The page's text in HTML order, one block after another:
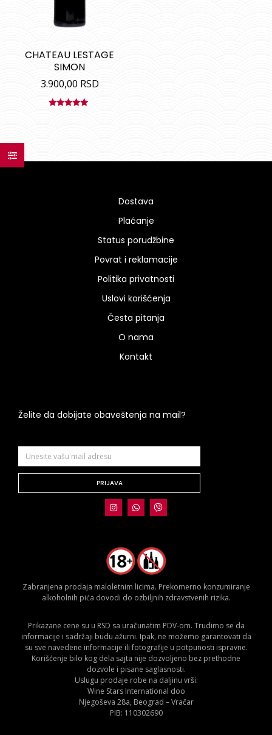
CHATEAU LESTAGE
SIMON
3.900,00 RSD
Dostava
Plaćanje
Status porudžbine
Povrat i reklamacije
Politika privatnosti
Uslovi korišćenja
Česta pitanja
O nama
Kontakt
Želite da dobijate obaveštenja na mail?
PRIJAVA
Zabranjena prodaja maloletnim licima. Prekomerno konzumiranje
alkoholnih pića dovodi do ozbiljnih zdravstvenih rizika.
Prikazane cene su u RSD sa uračunatim PDV-om. Trudimo se da
informacije i sadržaji budu ažurni. Ipak, ne možemo garantovati da
su sve navedene informacije ili fotografije u potpunosti ispravne.
Korišćenje bilo kog dela sajta nije dozvoljeno bez prethodne
dozvole i pisane saglasnosti.
Uslugu prodaje robe na daljinu vrši:
Wine Stars International doo
Njegoševa 28a, Beograd – Vračar
PIB: 110302690